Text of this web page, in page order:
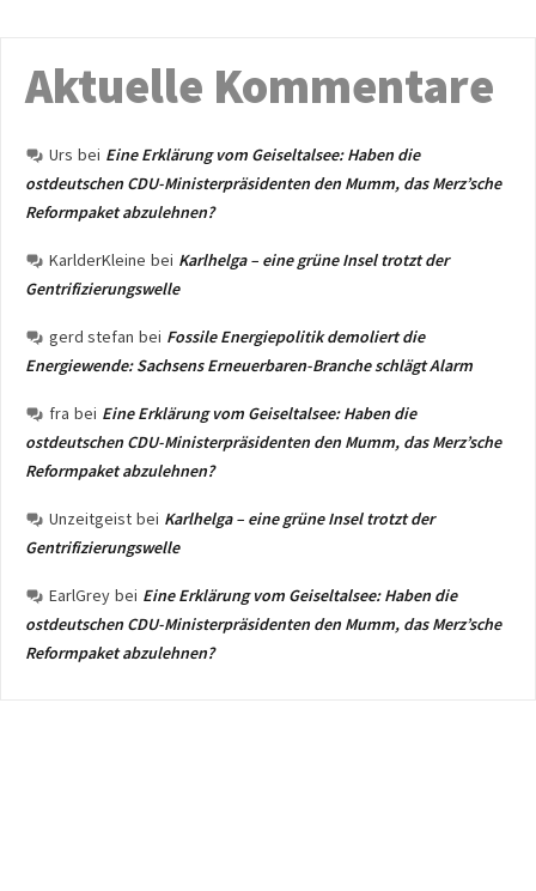
Aktuelle Kommentare
Urs bei Eine Erklärung vom Geiseltalsee: Haben die
ostdeutschen CDU-Ministerpräsidenten den Mumm, das Merz’sche
Reformpaket abzulehnen?
KarlderKleine bei Karlhelga – eine grüne Insel trotzt der
Gentrifizierungswelle
gerd stefan bei Fossile Energiepolitik demoliert die
Energiewende: Sachsens Erneuerbaren-Branche schlägt Alarm
fra bei Eine Erklärung vom Geiseltalsee: Haben die
ostdeutschen CDU-Ministerpräsidenten den Mumm, das Merz’sche
Reformpaket abzulehnen?
Unzeitgeist bei Karlhelga – eine grüne Insel trotzt der
Gentrifizierungswelle
EarlGrey bei Eine Erklärung vom Geiseltalsee: Haben die
ostdeutschen CDU-Ministerpräsidenten den Mumm, das Merz’sche
Reformpaket abzulehnen?